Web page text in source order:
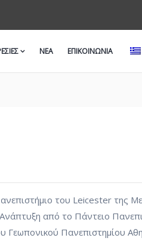
ΝΕΑ ΕΠΙΚΟΙΝΩΝΙΑ
του Leicester της
από το Πάντειο
Γεωπονικού Πανεπιστημίου